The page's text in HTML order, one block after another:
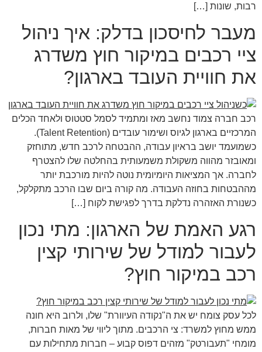
רבות, שונות […]
מעבר לחיסכון בדלק: איך ניהול
ציי רכבים במיקור חוץ משדרג
את חוויית העובד בארגון?
רכב חברה צמוד נחשב מאז ומתמיד לסמל סטטוס ולאחד הכלים
המרכזיים בארגון לגיוס ושימור עובדים (Talent Retention).
כשמועמד יושב בראיון עבודה, ההבטחה לרכב חדש, מתוחזק
ומאובזר מהווה משקולת משמעותית בהחלטה שלו להצטרף
לחברה. אך המציאות היומיומית נוטה להיות מורכבת יותר
מההבטחות בחוזה העבודה. מה קורה ביום שבו הרכב מתקלקל,
כשנורת האזהרה נדלקת בדרך לפגישת לקוח […]
רגע האמת של הארגון: מתי נכון
לעבור למודל של שירותי קצין
רכב במיקור חוץ?
לכל עסק צומח יש את ה"נקודה העיוורת" שלו, ולרוב היא חונה
ממש מחוץ למשרד: צי הרכבים. מתוך ליווי של מאות חברות,
מומחי "תעבורטק" מזהים דפוס קבוע – חברות מתחילות עם